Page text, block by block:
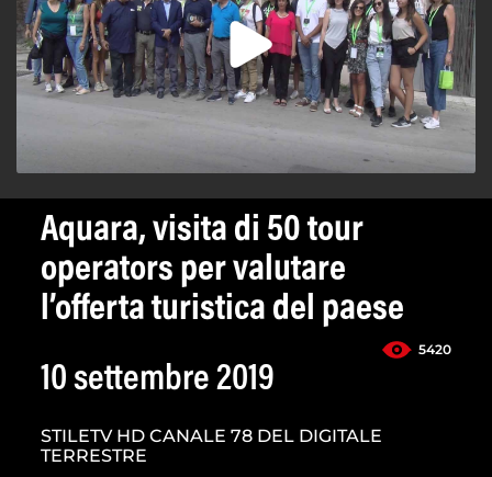
Aquara, visita di 50 tour
operators per valutare
l’offerta turistica del paese
5420
10 settembre 2019
STILETV HD CANALE 78 DEL DIGITALE
TERRESTRE